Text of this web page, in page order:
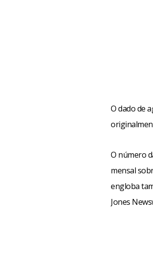
O dado de
O número
mensal
engloba
Jones